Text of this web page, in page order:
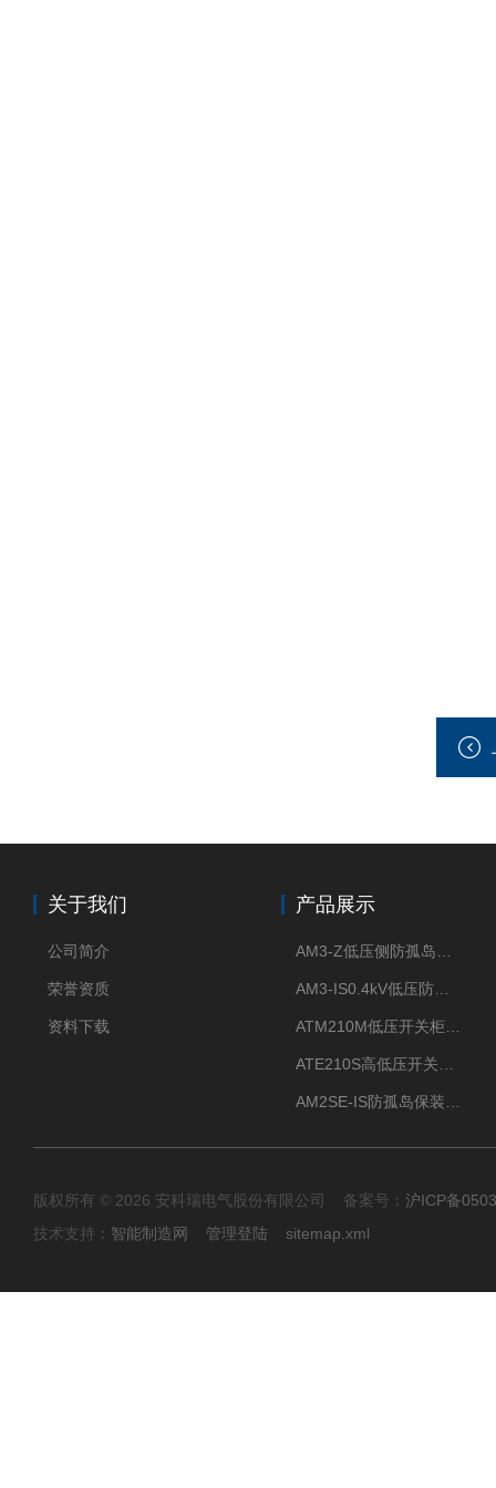
关于我们
公司简介
荣誉资质
资料下载
产品展示
版权所有 © 2026 安科瑞电气股份有限公司 备案号： 沪ICP备
技术支持： 智能制造网 管理登陆 sitemap.xml